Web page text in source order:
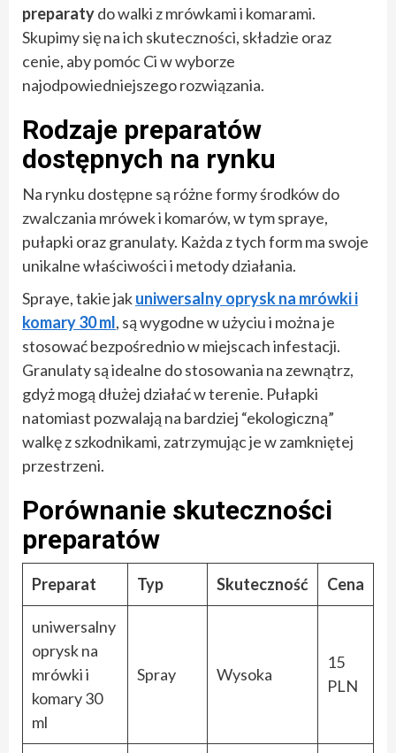
preparatydo walki z mrówkami i komarami.
Skupimy się na ich skuteczności, składzie oraz
cenie, aby pomóc Ci w wyborze
najodpowiedniejszego rozwiązania.
Rodzaje preparatów
dostępnych na rynku
Na rynku dostępne są różne formy środków do
zwalczania mrówek i komarów, w tym spraye,
pułapki oraz granulaty. Każda z tych form ma swoje
unikalne właściwości i metody działania.
Spraye, takie jakuniwersalny oprysk na mrówki i
komary 30 ml, są wygodne w użyciu i można je
stosować bezpośrednio w miejscach infestacji.
Granulaty są idealne do stosowania na zewnątrz,
gdyż mogą dłużej działać w terenie. Pułapki
natomiast pozwalają na bardziej “ekologiczną”
walkę z szkodnikami, zatrzymując je w zamkniętej
przestrzeni.
Porównanie skuteczności
preparatów
Preparat Typ Skuteczność Cena
uniwersalny
oprysk na
mrówki i
komary 30
ml
Spray Wysoka
15
PLN